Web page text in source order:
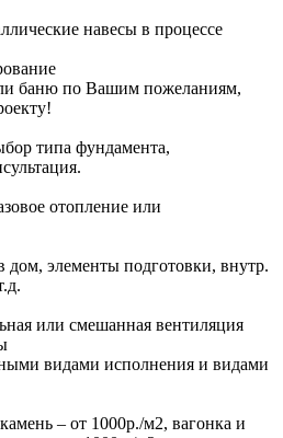
навесы в процессе
баню по Вашим пожеланиям,
типа фундамента,
отопление или
дом, элементы подготовки, внутр.
или смешанная вентиляция
видами исполнения и видами
– от 1000р./м2, вагонка и